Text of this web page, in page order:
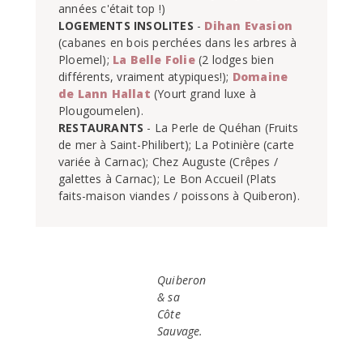
LOGEMENTS INSOLITES - Dihan Evasion
(cabanes en bois perchées dans les arbres à
Ploemel); La Belle Folie (2 lodges bien
différents, vraiment atypiques!); Domaine
de Lann Hallat (Yourt grand luxe à
RESTAURANTS - La Perle de Quéhan (Fruits
de mer à Saint-Philibert); La Potinière (carte
variée à Carnac); Chez Auguste (Crêpes /
galettes à Carnac); Le Bon Accueil (Plats
faits-maison viandes / poissons à Quiberon).
Quiberon
& sa
Côte
Sauvage.